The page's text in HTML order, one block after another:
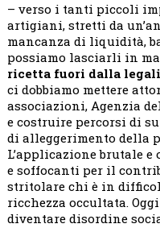
– verso i tanti piccoli
artigiani, stretti da
mancanza di liquidità,
possiamo lasciarli in
ricetta fuori dalla
ci dobbiamo mettere
associazioni, Agenzia
e costruire percorsi di
di alleggerimento della
L’applicazione brutale
e soffocanti per il
stritolare chi è in
ricchezza occultata.
diventare disordine